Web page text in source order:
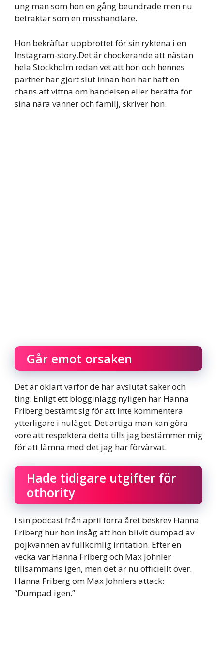
ung man som hon en gång beundrade men nu
betraktar som en misshandlare.
Hon bekräftar uppbrottet för sin ryktena i en
Instagram-story.Det är chockerande att nästan
hela Stockholm redan vet att hon och hennes
partner har gjort slut innan hon har haft en
chans att vittna om händelsen eller berätta för
sina nära vänner och familj, skriver hon.
Går emot orsaken
Det är oklart varför de har avslutat saker och
ting. Enligt ett blogginlägg nyligen har Hanna
Friberg bestämt sig för att inte kommentera
ytterligare i nuläget. Det artiga man kan göra
vore att respektera detta tills jag bestämmer mig
för att lämna med det jag har förvärvat.
Hade tidigare utgifter för
othority
I sin podcast från april förra året beskrev Hanna
Friberg hur hon insåg att hon blivit dumpad av
pojkvännen av fullkomlig irritation. Efter en
vecka var Hanna Friberg och Max Johnler
tillsammans igen, men det är nu officiellt över.
Hanna Friberg om Max Johnlers attack:
“Dumpad igen.”